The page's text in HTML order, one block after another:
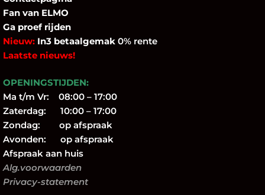
Fan van ELMO
Ga proef rijden
Nieuw: In3 betaalgemak 0% rente
Laatste nieuws!
OPENINGSTIJDEN:
Ma t/m Vr: 08:00 – 17:00
Zaterdag: 10:00 – 17:00
Zondag: op afspraak
Avonden: op afspraak
Afspraak aan huis
Alg.voorwaarden
Privacy-statement